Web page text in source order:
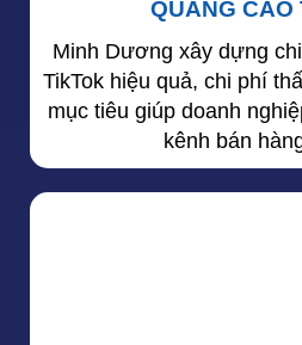
QUẢNG CÁO
Minh Dương xây dựng
TikTok hiệu quả, chi phí
mục tiêu giúp doanh
kênh bán